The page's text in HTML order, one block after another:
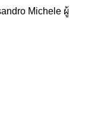
Michele ผู้